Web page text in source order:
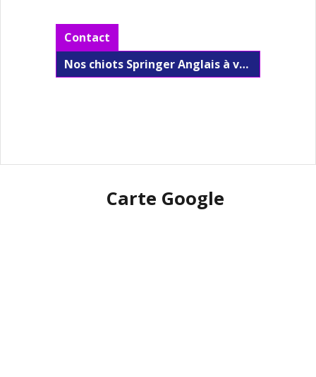
Contact
Nos chiots Springer Anglais à vendre
Carte Google